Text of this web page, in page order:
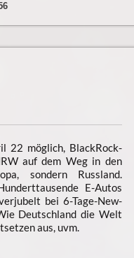
22 möglich, BlackRock-
auf dem Weg in den
sondern Russland.
E-Autos
bei 6-Tage-New-
Deutschland die Welt
aus, uvm.